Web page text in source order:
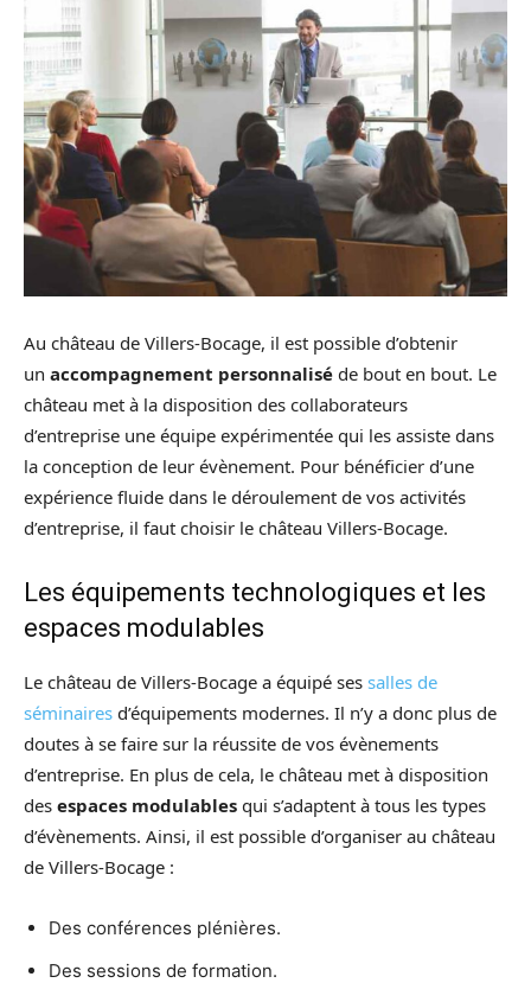
Au château de Villers-Bocage, il est possible d’obtenir
un accompagnement personnalisé de bout en bout. Le
château met à la disposition des collaborateurs
d’entreprise une équipe expérimentée qui les assiste dans
la conception de leur évènement. Pour bénéficier d’une
expérience fluide dans le déroulement de vos activités
d’entreprise, il faut choisir le château Villers-Bocage.
Les équipements technologiques et les
espaces modulables
Le château de Villers-Bocage a équipé ses salles de
séminaires d’équipements modernes. Il n’y a donc plus de
doutes à se faire sur la réussite de vos évènements
d’entreprise. En plus de cela, le château met à disposition
des espaces modulables qui s’adaptent à tous les types
d’évènements. Ainsi, il est possible d’organiser au château
de Villers-Bocage :
Des conférences plénières.
Des sessions de formation.